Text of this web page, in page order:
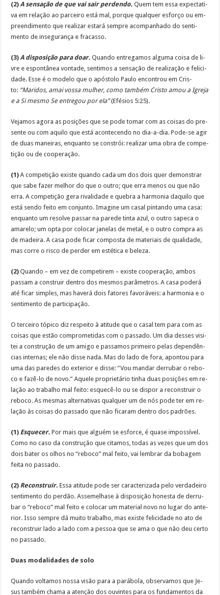
(2) A sen­sa­ção de que vai sair per­den­do. Quem tem es­sa ex­pec­ta­ti­
va em re­la­ção ao par­cei­ro es­tá mal, por­que qual­quer es­for­ço ou em­
preen­di­men­to que rea­li­zar es­ta­rá sem­pre acom­pa­nha­do do sen­ti­
men­to de in­se­gu­ran­ça e fra­cas­so.
(3) A dis­po­si­ção pa­ra doar. Quan­do en­tre­ga­mos al­gu­ma coi­sa de li­
vre e es­pon­tâ­nea von­ta­de, sen­ti­mos a sen­sa­ção de rea­li­za­ção e fe­li­ci­
da­de. Es­se é o mo­de­lo que o após­to­lo Pau­lo en­con­trou em Cris­
to: “Maridos, amai vos­sa mu­lher, co­mo tam­bém Cris­to amou a Igre­ja
e a Si mes­mo Se en­tre­gou por ela”(Efésios 5:25).
Ve­ja­mos ago­ra as po­si­ções que se po­de to­mar com as coi­sas do pre­
sen­te ou com aqui­lo que es­tá aconte­cen­do no dia-a-dia. Po­de-se agir
de duas ma­nei­ras, en­quan­to se cons­trói: rea­li­zar uma obra de compe­
ti­ção ou de coo­pe­ra­ção.
(1) A com­pe­ti­ção exis­te quan­do ca­da um dos dois quer de­mons­trar
que sa­be fa­zer me­lhor do que o outro; que er­ra me­nos ou que não
er­ra. A com­pe­ti­ção ge­ra ri­va­li­da­de e que­bra a har­mo­nia da­qui­lo que
es­tá sen­do fei­to em con­jun­to. Ima­gi­ne um ca­sal pin­tan­do uma ca­sa:
en­quan­to um re­sol­ve pas­sar na pa­re­de tin­ta azul, o ou­tro sa­pe­ca o
ama­re­lo; um op­ta por co­lo­car ja­ne­las de me­tal, e o ou­tro com­pra as
de ma­dei­ra. A ca­sa po­de fi­car com­pos­ta de ma­te­riais de qua­li­da­de,
mas cor­re o ris­co de per­der em es­té­ti­ca e be­le­za.
(2) Quan­do – em vez de com­pe­ti­rem – exis­te coo­pe­ra­ção, am­bos
pas­sam a cons­truir den­tro dos mesmos pa­râ­me­tros. A ca­sa po­de­rá
até fi­car sim­ples, mas ha­ve­rá dois fa­to­res fa­vo­rá­veis: a har­mo­nia e o
sen­ti­men­to de par­ti­ci­pa­ção.
O ter­cei­ro tó­pi­co diz res­pei­to à ati­tu­de que o ca­sal tem pa­ra com as
coi­sas que es­tão com­pro­me­ti­das com o pas­sa­do. Um dia des­ses vi­si­
tei a cons­tru­ção de um ami­go e pas­sa­mos pri­mei­ro pe­las de­pen­dên­
cias in­ter­nas; ele não dis­se na­da. Mas do la­do de fo­ra, apon­tou pa­ra
uma das pa­re­des do ex­te­rior e dis­se: “Vou man­dar der­ru­bar o re­bo­
co e fa­zê-lo de no­vo.” Aque­le pro­prie­tá­rio ti­nha duas po­si­ções em re­
la­ção ao trabalho mal fei­to: es­que­cê-lo ou se dis­por a re­cons­truir o
re­bo­co. As mes­mas al­ter­na­ti­vas qual­quer um de nós po­de ter em re­
la­ção às coi­sas do pas­sa­do que não fi­ca­ram den­tro dos pa­drões.
(1) Es­que­cer. Por mais que al­guém se es­for­ce, é qua­se im­pos­sí­vel.
Co­mo no ca­so da cons­tru­ção que cita­mos, to­das as ve­zes que um dos
dois ba­ter os olhos no “re­bo­co” mal fei­to, vai lem­brar da bo­ba­gem
feita no pas­sa­do.
(2) Re­cons­truir. Es­sa ati­tu­de po­de ser ca­rac­te­ri­za­da pe­lo ver­da­dei­ro
sen­ti­men­to do per­dão. Assemelhase à dis­po­si­ção ho­nes­ta de der­ru­
bar o “re­bo­co” mal fei­to e co­lo­car um ma­te­rial no­vo no lu­gar do an­te­
rior. Is­so sem­pre dá mui­to tra­ba­lho, mas exis­te fe­li­ci­da­de no ato de
re­cons­truir la­do a la­do com a pes­soa que se ama o que não deu cer­to
no pas­sa­do.
Duas mo­da­li­da­des de so­lo
Quan­do vol­ta­mos nos­sa vi­são pa­ra a pa­rá­bo­la, ob­ser­va­mos que Je­
sus tam­bém cha­ma a aten­ção dos ouvin­tes pa­ra os fun­da­men­tos da